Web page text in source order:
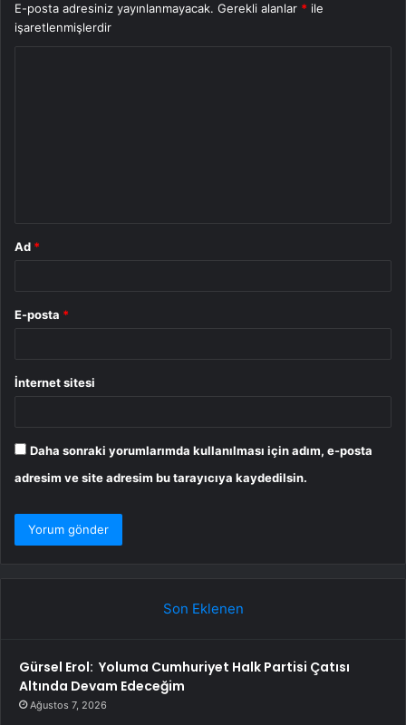
E-posta adresiniz yayınlanmayacak. Gerekli alanlar * ile
işaretlenmişlerdir
Ad *
E-posta *
İnternet sitesi
Daha sonraki yorumlarımda kullanılması için adım, e-posta
adresim ve site adresim bu tarayıcıya kaydedilsin.
Son Eklenen
Gürsel Erol: Yoluma Cumhuriyet Halk Partisi Çatısı
Altında Devam Edeceğim
Ağustos 7, 2026